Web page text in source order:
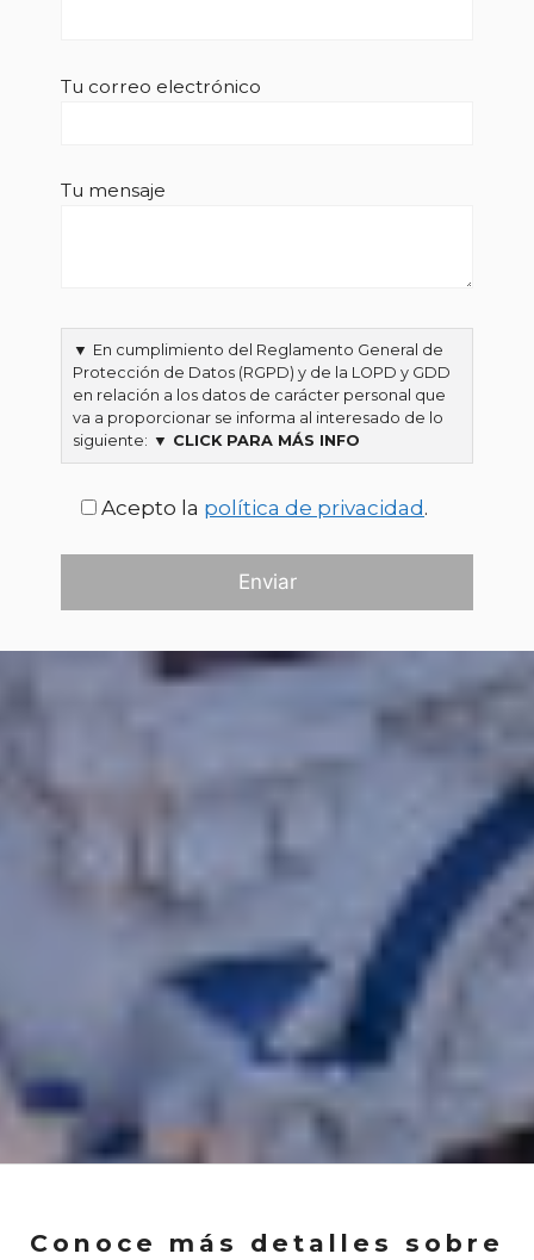
Tu correo electrónico
Tu mensaje
▼ En cumplimiento del Reglamento General de
Protección de Datos (RGPD) y de la LOPD y GDD
en relación a los datos de carácter personal que
va a proporcionar se informa al interesado de lo
siguiente: ▼ CLICK PARA MÁS INFO
Acepto la política de privacidad .
Conoce más detalles sobre